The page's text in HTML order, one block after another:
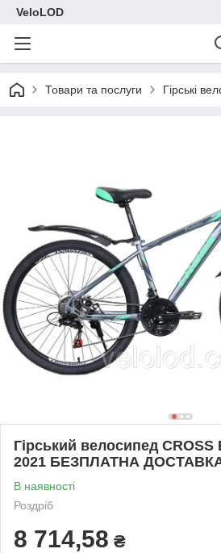
VeloLOD
Товари та послуги Гірські
Гірський велосипед CROSS
2021 БЕЗПЛАТНА
В наявності
Роздріб
8 714,58 ₴